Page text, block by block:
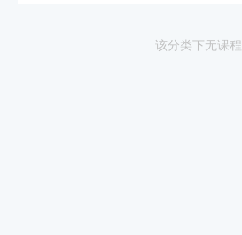
该分类下无课程